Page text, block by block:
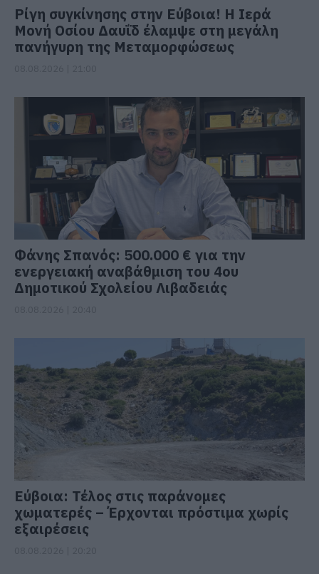
Ρίγη συγκίνησης στην Εύβοια! Η Ιερά
Μονή Οσίου Δαυΐδ έλαμψε στη μεγάλη
πανήγυρη της Μεταμορφώσεως
Φάνης Σπανός: 500.000 € για την
ενεργειακή αναβάθμιση του 4ου
Δημοτικού Σχολείου Λιβαδειάς
Εύβοια: Τέλος στις παράνομες
χωματερές – Έρχονται πρόστιμα χωρίς
εξαιρέσεις